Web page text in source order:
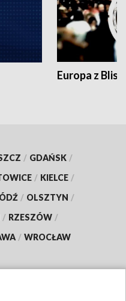
Europa z
/ GDAŃSK /
/ KIELCE /
/ OLSZTYN /
/ RZESZÓW /
/ WROCŁAW